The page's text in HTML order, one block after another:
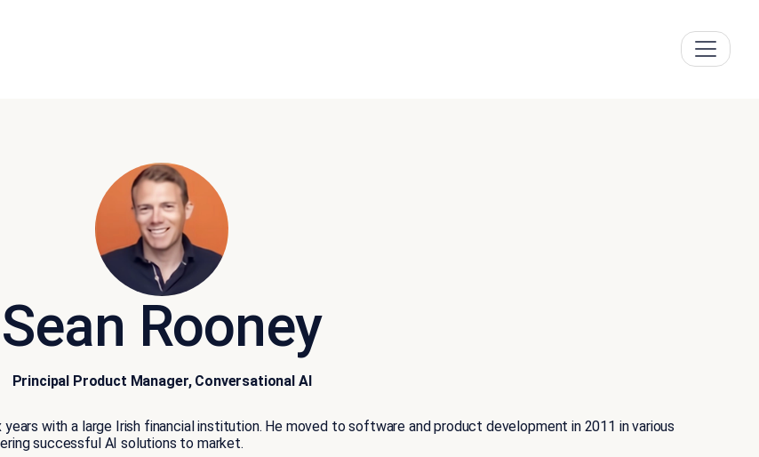
Sean Rooney
Principal Product Manager, Conversational AI
years with a large Irish financial institution. He moved to software and product development in 2011 in various
successful AI solutions to market.